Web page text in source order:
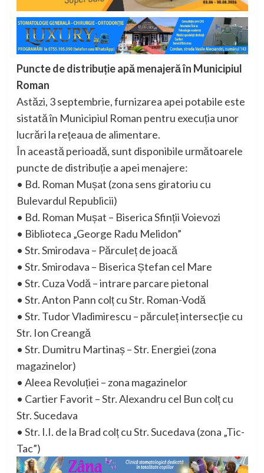
Puncte de distribuție apă menajeră în Municipiul
Roman
Astăzi, 3 septembrie, furnizarea apei potabile este
sistată în Municipiul Roman pentru execuția unor
lucrări la rețeaua de alimentare.
În această perioadă, sunt disponibile următoarele
puncte de distribuție a apei menajere:
• Bd. Roman Mușat (zona sens giratoriu cu
Bulevardul Republicii)
• Bd. Roman Mușat – Biserica Sfinții Voievozi
• Biblioteca „George Radu Melidon”
• Str. Smirodava – Părculeț de joacă
• Str. Smirodava – Biserica Ștefan cel Mare
• Str. Cuza Vodă – intrare parcare pietonal
• Str. Anton Pann colț cu Str. Roman-Vodă
• Str. Tudor Vladimirescu – părculeț intersecție cu
Str. Ion Creangă
• Str. Dumitru Martinaș – Str. Energiei (zona
magazinelor)
• Aleea Revoluției – zona magazinelor
• Cartier Favorit – Str. Alexandru cel Bun colț cu
Str. Sucedava
• Str. I.I. de la Brad colț cu Str. Sucedava (zona „Tic-
Tac”)